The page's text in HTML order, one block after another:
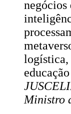
negócios
logística,
Ministro